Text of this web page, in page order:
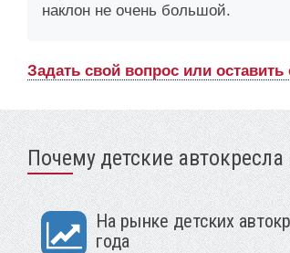
наклон не очень большой.
Задать свой вопрос или оставить
Почему детские
На рынке детских
года